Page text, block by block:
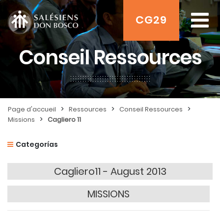
CG29
Conseil Ressources
Page d'accueil > Ressources > Conseil Ressources >
Missions > Cagliero 11
Categorías
Cagliero11 - August 2013
MISSIONS